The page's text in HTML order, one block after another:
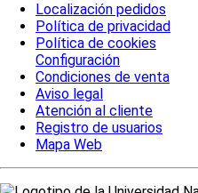
Localización pedidos
Política de privacidad
Política de cookies
Configuración
Condiciones de venta
Aviso legal
Atención al cliente
Registro de usuarios
Mapa Web